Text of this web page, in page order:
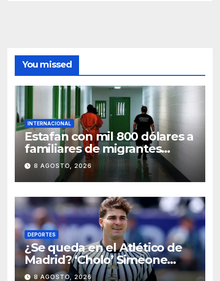
You missed
INTERNACIONAL
Estafan con mil 800 dólares a
familiares de migrantes
detenidos en Estados Unidos;
prometen liberarlos
8 AGOSTO, 2026
DEPORTES
¿Se queda en el Atlético de
Madrid? ‘Cholo’ Simeone
responde contundente sobre
8 AGOSTO, 2026